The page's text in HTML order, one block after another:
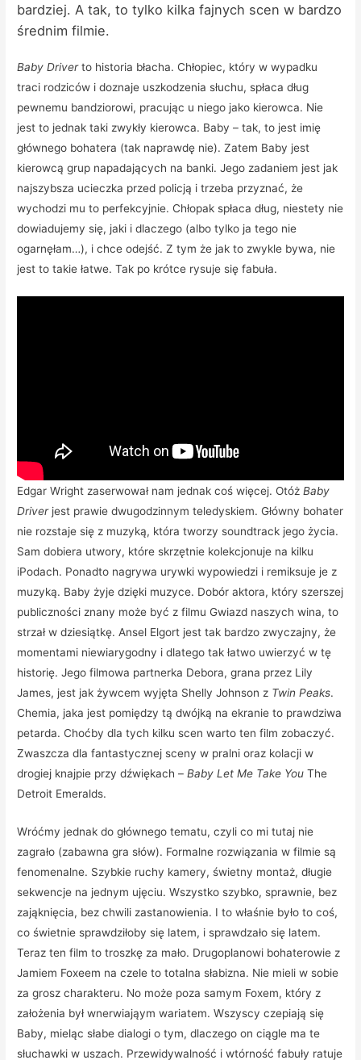
bardziej. A tak, to tylko kilka fajnych scen w bardzo
średnim filmie.
Baby Driverto historia błacha. Chłopiec, który w wypadku
traci rodziców i doznaje uszkodzenia słuchu, spłaca dług
pewnemu bandziorowi, pracując u niego jako kierowca. Nie
jest to jednak taki zwykły kierowca. Baby – tak, to jest imię
głównego bohatera (tak naprawdę nie). Zatem Baby jest
kierowcą grup napadających na banki. Jego zadaniem jest jak
najszybsza ucieczka przed policją i trzeba przyznać, że
wychodzi mu to perfekcyjnie. Chłopak spłaca dług, niestety nie
dowiadujemy się, jaki i dlaczego (albo tylko ja tego nie
ogarnęłam…), i chce odejść. Z tym że jak to zwykle bywa, nie
jest to takie łatwe. Tak po krótce rysuje się fabuła.
Edgar Wright zaserwował nam jednak coś więcej. OtóżBaby
Driverjest prawie dwugodzinnym teledyskiem. Główny bohater
nie rozstaje się z muzyką, która tworzy soundtrack jego życia.
Sam dobiera utwory, które skrzętnie kolekcjonuje na kilku
iPodach. Ponadto nagrywa urywki wypowiedzi i remiksuje je z
muzyką. Baby żyje dzięki muzyce. Dobór aktora, który szerszej
publiczności znany może być z filmu Gwiazd naszych wina, to
strzał w dziesiątkę. Ansel Elgort jest tak bardzo zwyczajny, że
momentami niewiarygodny i dlatego tak łatwo uwierzyć w tę
historię. Jego filmowa partnerka Debora, grana przez Lily
James, jest jak żywcem wyjęta Shelly Johnson z Twin Peaks.
Chemia, jaka jest pomiędzy tą dwójką na ekranie to prawdziwa
petarda. Choćby dla tych kilku scen warto ten film zobaczyć.
Zwaszcza dla fantastycznej sceny w pralni oraz kolacji w
drogiej knajpie przy dźwiękach –Baby Let Me Take You The
Detroit Emeralds.
Wróćmy jednak do głównego tematu, czyli co mi tutaj nie
zagrało (zabawna gra słów). Formalne rozwiązania w filmie są
fenomenalne. Szybkie ruchy kamery, świetny montaż, długie
sekwencje na jednym ujęciu. Wszystko szybko, sprawnie, bez
zająknięcia, bez chwili zastanowienia. I to właśnie było to coś,
co świetnie sprawdziłoby się latem, i sprawdzało się latem.
Teraz ten film to troszkę za mało. Drugoplanowi bohaterowie z
Jamiem Foxeem na czele to totalna słabizna. Nie mieli w sobie
za grosz charakteru. No może poza samym Foxem, który z
założenia był wnerwiająym wariatem. Wszyscy czepiają się
Baby, mieląc słabe dialogi o tym, dlaczego on ciągle ma te
słuchawki w uszach. Przewidywalność i wtórność fabuły ratuje